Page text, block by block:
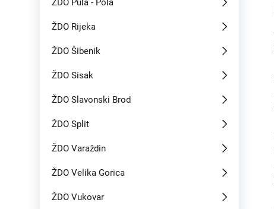
ŽDO Pula - Pola
ŽDO Rijeka
ŽDO Šibenik
ŽDO Sisak
ŽDO Slavonski Brod
ŽDO Split
ŽDO Varaždin
ŽDO Velika Gorica
ŽDO Vukovar